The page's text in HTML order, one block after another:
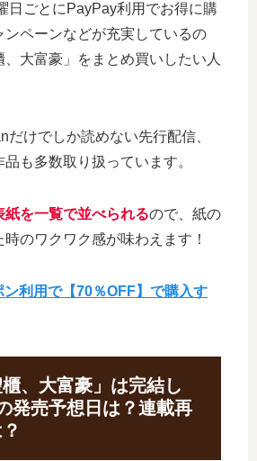
日ごとにPayPay利用でお得に購
ンペーンなどが充実しているの
、大富豪」をまとめ買いしたい人
だけでしか読めない先行配信、
も多数取り扱っています。
紙を一覧で並べられるので、紙の
のワクワク感が味わえます！
ン利用で【70％OFF】で購入す
櫃、大富豪」は完結し
発売予想日は？連載再